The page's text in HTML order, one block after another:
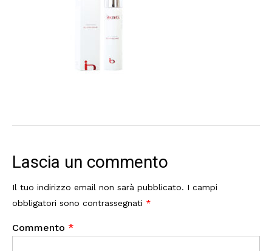
Lascia un commento
Il tuo indirizzo email non sarà pubblicato. I campi
obbligatori sono contrassegnati *
Commento *